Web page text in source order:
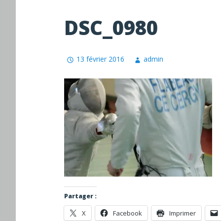
DSC_0980
13 février 2016 admin
Partager :
X Facebook Imprimer